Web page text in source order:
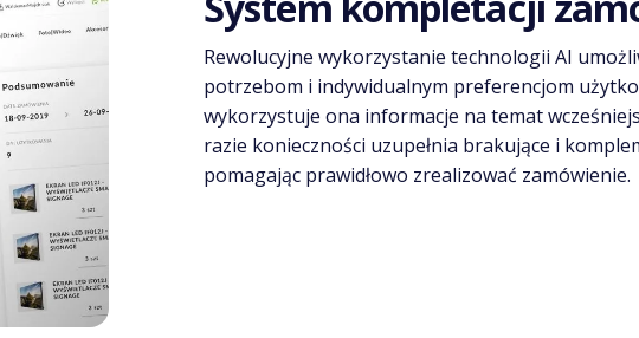
Rewolucyjne wykorzystanie technologii AI
potrzebom i indywidualnym preferencjom
wykorzystuje ona informacje na temat
razie konieczności uzupełnia brakujące i
pomagając prawidłowo zrealizować zamówienie.